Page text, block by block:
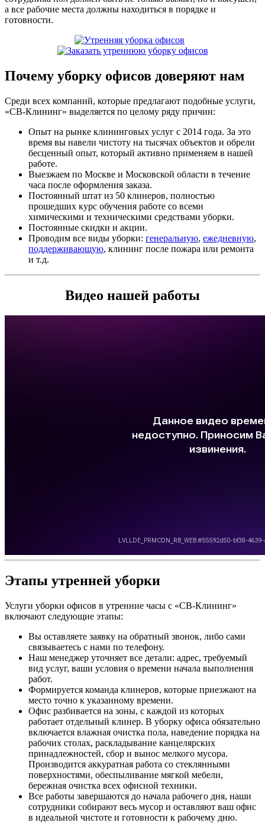
а все рабочие места должны находиться в порядке и
готовности.
Почему уборку офисов доверяют нам
Среди всех компаний, которые предлагают подобные услуги,
«СВ-Клининг» выделяется по целому ряду причин:
Опыт на рынке клининговых услуг с 2014 года. За это
время вы навели чистоту на тысячах объектов и обрели
бесценный опыт, который активно применяем в нашей
работе.
Выезжаем по Москве и Московской области в течение
часа после оформления заказа.
Постоянный штат из 50 клинеров, полностью
прошедших курс обучения работе со всеми
химическими и техническими средствами уборки.
Постоянные скидки и акции.
Проводим все виды уборки: генеральную, ежедневную,
поддерживающую, клининг после пожара или ремонта
и т.д.
Видео нашей работы
Этапы утренней уборки
Услуги уборки офисов в утренние часы с «СВ-Клининг»
включают следующие этапы:
Вы оставляете заявку на обратный звонок, либо сами
связываетесь с нами по телефону.
Наш менеджер уточняет все детали: адрес, требуемый
вид услуг, ваши условия о времени начала выполнения
работ.
Формируется команда клинеров, которые приезжают на
место точно к указанному времени.
Офис разбивается на зоны, с каждой из которых
работает отдельный клинер. В уборку офиса обязательно
включается влажная очистка пола, наведение порядка на
рабочих столах, раскладывание канцелярских
принадлежностей, сбор и вынос мелкого мусора.
Производится аккуратная работа со стеклянными
поверхностями, обеспыливание мягкой мебели,
бережная очистка всех офисной техники.
Все работы завершаются до начала рабочего дня, наши
сотрудники собирают весь мусор и оставляют ваш офис
в идеальной чистоте и готовности к рабочему дню.